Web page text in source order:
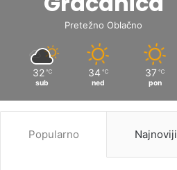
Pretežno Oblačno
32 ℃
sub
34 ℃
ned
37 ℃
pon
Popularno Najnoviji